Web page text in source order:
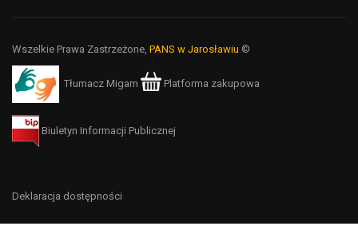
Wszelkie Prawa Zastrzeżone, PANS w Jarosławiu ©
Tłumacz Migam Platforma zakupowa
Biuletyn Informacji Publicznej
Deklaracja dostępności